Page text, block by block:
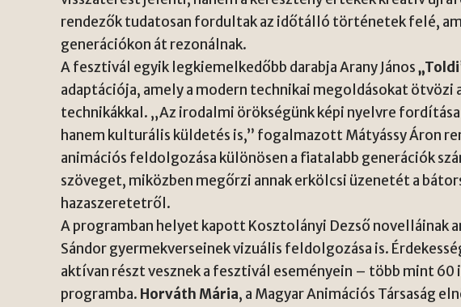
rendezők tudatosan fordultak az időtálló történetek felé,
generációkon át rezonálnak.
A fesztivál egyik legkiemelkedőbb darabja Arany János
adaptációja, amely a modern technikai megoldásokat ötvözi
technikákkal. „Az irodalmi örökségünk képi nyelvre fordítása
hanem kulturális küldetés is,” fogalmazottMátyássy Áron
animációs feldolgozása különösen a fiatalabb generációk
szöveget, miközben megőrzi annak erkölcsi üzenetét a
hazaszeretetről.
A programban helyet kapottKosztolányi Dezső novelláinak
Sándorgyermekverseinek vizuális feldolgozása is.
aktívan részt vesznek a fesztivál eseményein – több mint
programba. Horváth Mária, a Magyar Animációs Társaság